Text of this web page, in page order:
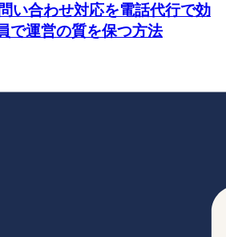
い合わせ対応を電話代行で効
で運営の質を保つ方法